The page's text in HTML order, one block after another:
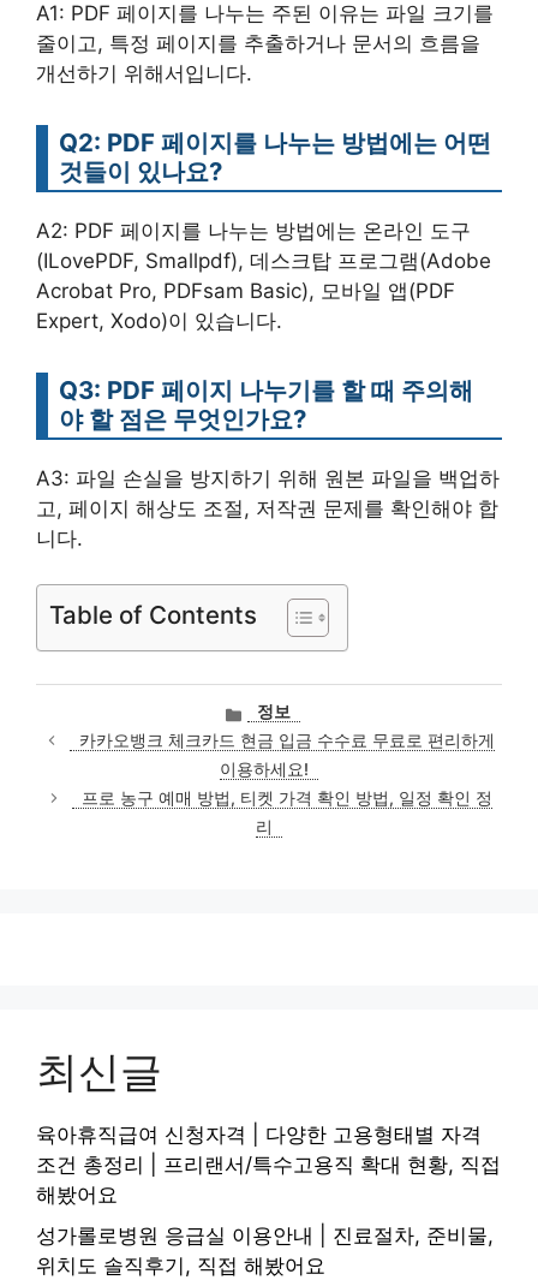
A1: PDF 페이지를 나누는 주된 이유는 파일 크기를
줄이고, 특정 페이지를 추출하거나 문서의 흐름을
개선하기 위해서입니다.
Q2: PDF 페이지를 나누는 방법에는 어떤
것들이 있나요?
A2: PDF 페이지를 나누는 방법에는 온라인 도구
(ILovePDF, Smallpdf), 데스크탑 프로그램(Adobe
Acrobat Pro, PDFsam Basic), 모바일 앱(PDF
Expert, Xodo)이 있습니다.
Q3: PDF 페이지 나누기를 할 때 주의해
야 할 점은 무엇인가요?
A3: 파일 손실을 방지하기 위해 원본 파일을 백업하
고, 페이지 해상도 조절, 저작권 문제를 확인해야 합
니다.
Table of Contents
카
테
고
리
정보
카카오뱅크 체크카드 현금 입금 수수료 무료로 편리하게
이용하세요!
프로 농구 예매 방법, 티켓 가격 확인 방법, 일정 확인 정
리
최신글
육아휴직급여 신청자격 | 다양한 고용형태별 자격
조건 총정리 | 프리랜서/특수고용직 확대 현황, 직접
해봤어요
성가롤로병원 응급실 이용안내 | 진료절차, 준비물,
위치도 솔직후기, 직접 해봤어요